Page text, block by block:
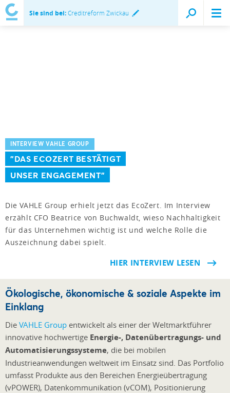
Sie sind bei:Creditreform Zwickau
INTERVIEW VAHLE GROUP
"DAS ECOZERT BESTÄTIGT
UNSER ENGAGEMENT"
Die VAHLE Group erhielt jetzt das EcoZert. Im Interview
erzählt CFO Beatrice von Buchwaldt, wieso Nachhaltigkeit
für das Unternehmen wichtig ist und welche Rolle die
Auszeichnung dabei spielt.
HIER INTERVIEW LESEN
Ökologische, ökonomische & soziale Aspekte im
Einklang
Die VAHLE Group entwickelt als einer der Weltmarktführer
innovative hochwertige Energie-, Datenübertragungs- und
Automatisierungssysteme, die bei mobilen
Industrieanwendungen weltweit im Einsatz sind. Das Portfolio
umfasst Produkte aus den Bereichen Energieübertragung
(vPOWER), Datenkommunikation (vCOM), Positionierung